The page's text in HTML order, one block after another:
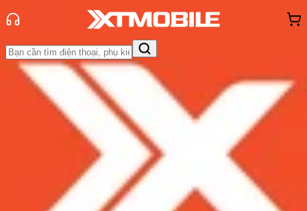
Trang chủ
Tin tức
Tin Mới
Đánh Giá - Trên TaySo Sánh Tư vấnKhuyến
Hỏi đáp App - Game Thông báo
hàng - Sự kiện
iPhone màn hình lớn: Những cột